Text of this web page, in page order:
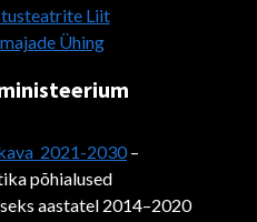
Liit
Ühing
2021-2030–
põhialused
aastatel 2014–2020